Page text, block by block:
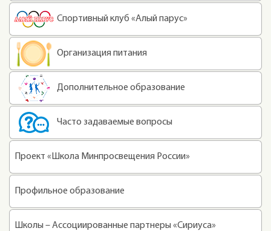
Спортивный клуб «Алый парус»
Организация питания
Дополнительное образование
Часто задаваемые вопросы
Проект «Школа Минпросвещения России»
Профильное образование
Школы – Ассоциированные партнеры «Сириуса»